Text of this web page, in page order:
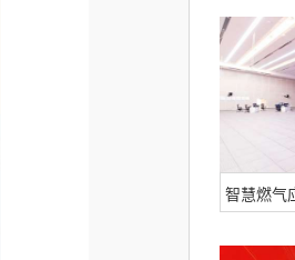
打
智慧燃气